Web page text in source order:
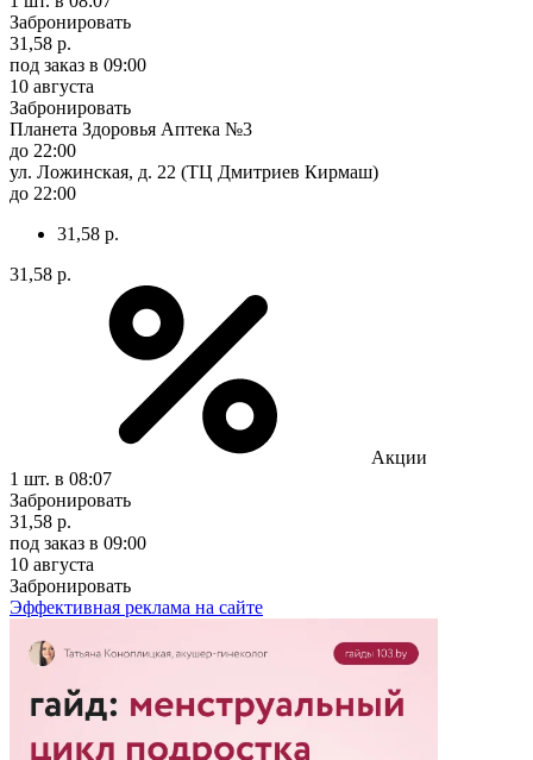
Забронировать
31,58 р.
под заказ в 09:00
10 августа
Забронировать
Планета Здоровья Аптека №3
до 22:00
ул. Ложинская, д. 22 (ТЦ Дмитриев Кирмаш)
до 22:00
31,58 р.
31,58 р.
Акции
1 шт. в 08:07
Забронировать
31,58 р.
под заказ в 09:00
10 августа
Забронировать
Эффективная реклама на сайте